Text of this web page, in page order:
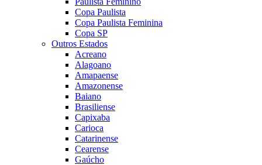
Copa Paulista
Copa Paulista Feminina
Copa SP
Outros Estados
Acreano
Alagoano
Amapaense
Amazonense
Baiano
Brasiliense
Capixaba
Carioca
Catarinense
Cearense
Gaúcho